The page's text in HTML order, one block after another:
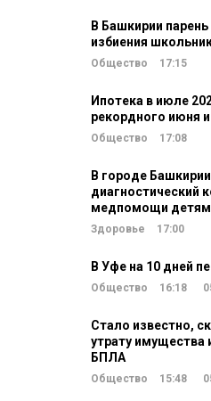
В Башкирии
избиения
Общество 17:15
Ипотека в июле
рекордного июня
Общество 17:08
В городе
диагностический
медпомощи детям
Здоровье 17:00
В Уфе на 10 дней
Общество 16:18
Стало известно,
утрату имущества
БПЛА
Общество 15:48